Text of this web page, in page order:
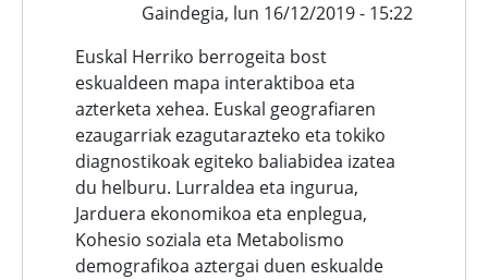
Gaindegia, lun 16/12/2019 - 15:22
Euskal Herriko berrogeita bost
eskualdeen mapa interaktiboa eta
azterketa xehea. Euskal geografiaren
ezaugarriak ezagutarazteko eta tokiko
diagnostikoak egiteko baliabidea izatea
du helburu. Lurraldea eta ingurua,
Jarduera ekonomikoa eta enplegua,
Kohesio soziala eta Metabolismo
demografikoa aztergai duen eskualde